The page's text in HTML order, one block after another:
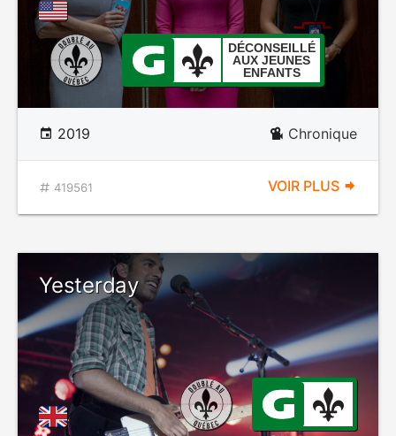
DÉCONSEILLÉ
AUX JEUNES
ENFANTS
2019 Chronique
419561 VOIR PLUS
Yesterday